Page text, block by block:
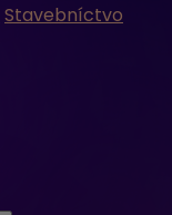
Stavebníctvo